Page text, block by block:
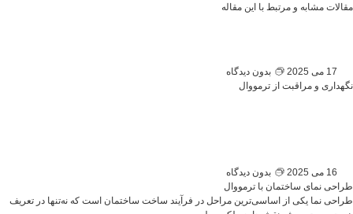
مقالات مشابه و مرتبط با این مقاله
17 می 2025
بدون دیدگاه
نگهداری و مراقبت از ترمووال
16 می 2025
بدون دیدگاه
طراحی نمای ساختمان با ترمووال
طراحی نما یکی از اساسی‌ترین مراحل در فرآیند ساخت ساختمان است که نه‌تنها در تعریف